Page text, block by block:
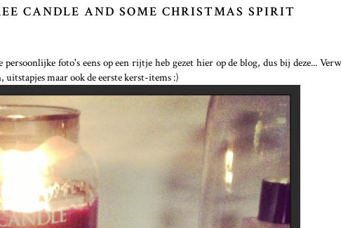
CANDLE AND SOME CHRISTMAS SPIRIT
foto's eens op een rijtje heb gezet hier op de blog, dus bij deze...
maar ook de eerste kerst-items :)